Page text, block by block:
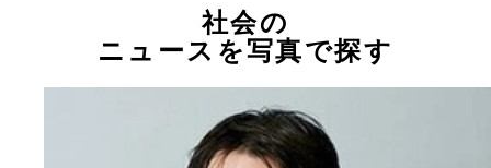
社会の
ニュースを写真で探す